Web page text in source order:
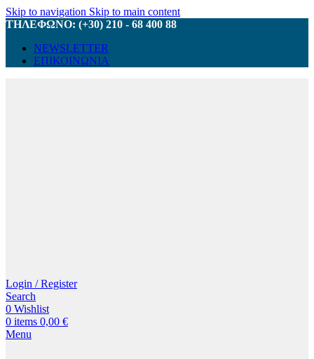
Skip to navigation Skip to main content
ΤΗΛΕΦΩΝΟ: (+30) 210 - 68 400 88
NEWSLETTER
ΕΠΙΚΟΙΝΩΝΙΑ
Login / Register
Search
0 Wishlist
0 items 0,00 €
Menu